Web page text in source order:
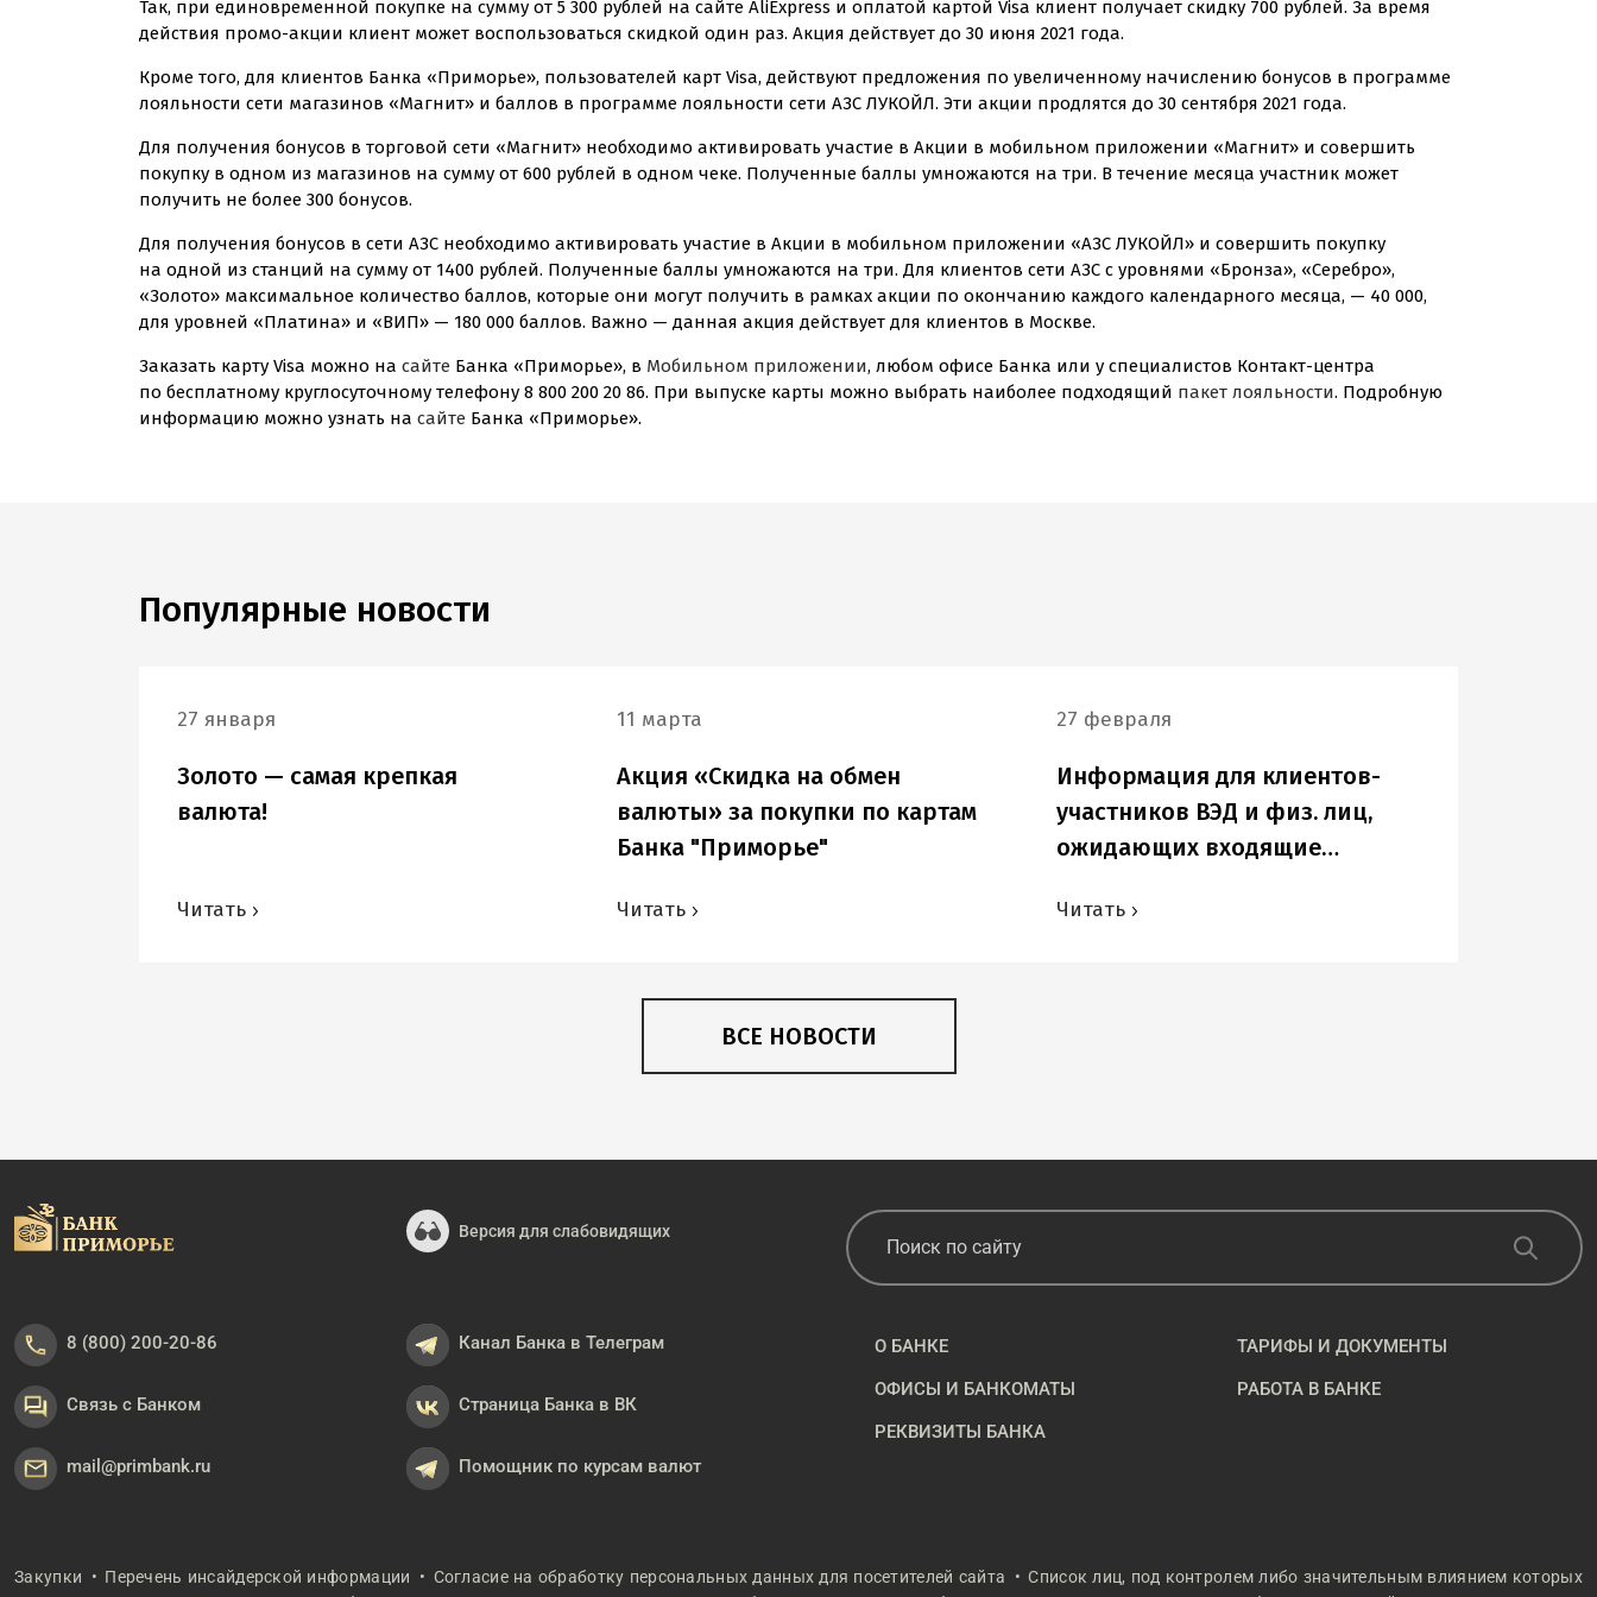
Так, при единовременной покупке на сумму от 5 300 рублей на сайте AliExpress и оплатой картой Visa клиент получает скидку 700 рублей. За время
действия промо-акции клиент может воспользоваться скидкой один раз. Акция действует до 30 июня 2021 года.
Кроме того, для клиентов Банка «Приморье», пользователей карт Visa, действуют предложения по увеличенному начислению бонусов в программе
лояльности сети магазинов «Магнит» и баллов в программе лояльности сети АЗС ЛУКОЙЛ. Эти акции продлятся до 30 сентября 2021 года.
Для получения бонусов в торговой сети «Магнит» необходимо активировать участие в Акции в мобильном приложении «Магнит» и совершить
покупку в одном из магазинов на сумму от 600 рублей в одном чеке. Полученные баллы умножаются на три. В течение месяца участник может
получить не более 300 бонусов.
Для получения бонусов в сети АЗС необходимо активировать участие в Акции в мобильном приложении «АЗС ЛУКОЙЛ» и совершить покупку
на одной из станций на сумму от 1400 рублей. Полученные баллы умножаются на три. Для клиентов сети АЗС с уровнями «Бронза», «Серебро»,
«Золото» максимальное количество баллов, которые они могут получить в рамках акции по окончанию каждого календарного месяца, — 40 000,
для уровней «Платина» и «ВИП» — 180 000 баллов. Важно — данная акция действует для клиентов в Москве.
Заказать карту Visa можно на сайте Банка «Приморье», в Мобильном приложении, любом офисе Банка или у специалистов Контакт-центра
по бесплатному круглосуточному телефону 8 800 200 20 86. При выпуске карты можно выбрать наиболее подходящий пакет лояльности. Подробную
информацию можно узнать на сайте Банка «Приморье».
Популярные новости
27 января
Золото — самая крепкая
валюта!
Читать
11 марта
Акция «Скидка на обмен
валюты» за покупки по картам
Банка "Приморье"
Читать
27 февраля
Информация для клиентов-
участников ВЭД и физ. лиц,
ожидающих входящие
иностранных валютах.
Читать
ВСЕ НОВОСТИ
Версия для слабовидящих
8 (800) 200-20-86
Связь с Банком
mail@primbank.ru
Канал Банка в Телеграм
Страница Банка в ВК
Помощник по курсам валют
О БАНКЕ
ОФИСЫ И БАНКОМАТЫ
РЕКВИЗИТЫ БАНКА
ТАРИФЫ И ДОКУМЕНТЫ
РАБОТА В БАНКЕ
Закупки Перечень инсайдерской информации Согласие на обработку персональных данных для посетителей сайта
Список лиц, под контролем либо значительным влиянием которых